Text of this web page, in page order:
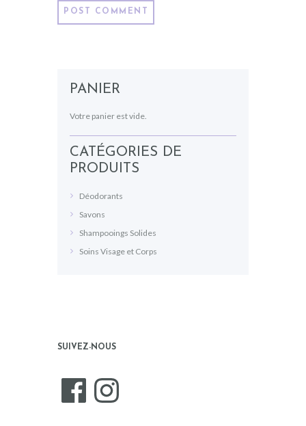
PANIER
Votre panier est vide.
CATÉGORIES DE
PRODUITS
Déodorants
Savons
Shampooings Solides
Soins Visage et Corps
SUIVEZ-NOUS
Facebook Instagram